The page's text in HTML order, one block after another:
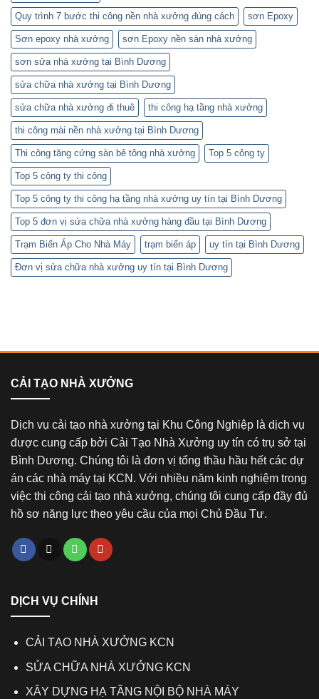
Quy trình 7 bước thi công nền nhà xưởng đúng cách sơn Epoxy
Sơn epoxy nhà xưởng sơn Epoxy nền sàn nhà xưởng
sơn sửa nhà xưởng tại Bình Dương
sửa chữa nhà xưởng tại Bình Dương
sửa chữa nhà xưởng đi thuê thi công hạ tầng nhà xưởng
thi công mài nền nhà xưởng tại Bình Dương
Thi công tăng cứng sàn bê tông nhà xưởng Top 5 công ty
Top 5 công ty thi công
Top 5 công ty thi công hạ tầng nhà xưởng uy tín tại Bình Dương
Top 5 đơn vị sửa chữa nhà xưởng hàng đầu tại Bình Dương
Trạm Biến Áp Cho Nhà Máy trạm biến áp uy tín tại Bình Dương
Đơn vị sửa chữa nhà xưởng uy tín tại Bình Dương
CẢI TẠO NHÀ XƯỞNG
Dịch vụ cải tạo nhà xưởng tại Khu Công Nghiệp là dịch vụ
được cung cấp bởi Cải Tạo Nhà Xưởng uy tín có trụ sở tại
Bình Dương. Chúng tôi là đơn vị tổng thầu hầu hết các dự
án các nhà máy tại KCN. Với nhiều năm kinh nghiệm trong
việc thi công cải tạo nhà xưởng, chúng tôi cung cấp đầy đủ
hồ sơ năng lực theo yêu cầu của mọi Chủ Đầu Tư.
DỊCH VỤ CHÍNH
CẢI TẠO NHÀ XƯỞNG KCN
SỬA CHỮA NHÀ XƯỞNG KCN
XÂY DỰNG HẠ TẦNG NỘI BỘ NHÀ MÁY